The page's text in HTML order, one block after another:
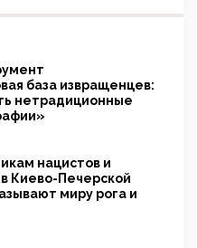
база извращенцев:
нетрадиционные
нацистов и
Киево-Печерской
миру рога и